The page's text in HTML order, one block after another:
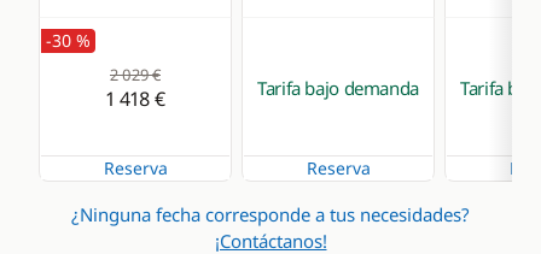
-30 %
2 029 €
1 418 €
Reserva
Tarifa bajo demanda
Reserva
Tarifa
¿Ninguna fecha corresponde a tus necesidades?
¡Contáctanos!